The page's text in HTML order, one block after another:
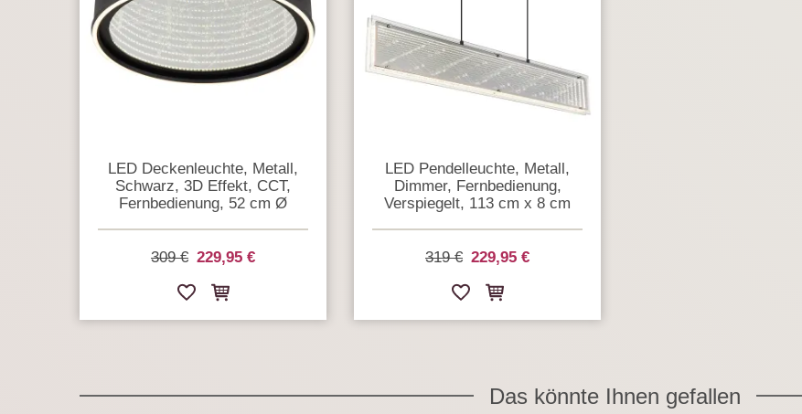
LED Deckenleuchte, Metall,
Schwarz, 3D Effekt, CCT,
Fernbedienung, 52 cm Ø
309 € 229,95 €
LED Pendelleuchte, Metall,
Dimmer, Fernbedienung,
Verspiegelt, 113 cm x 8 cm
319 € 229,95 €
Das könnte Ihnen gefallen